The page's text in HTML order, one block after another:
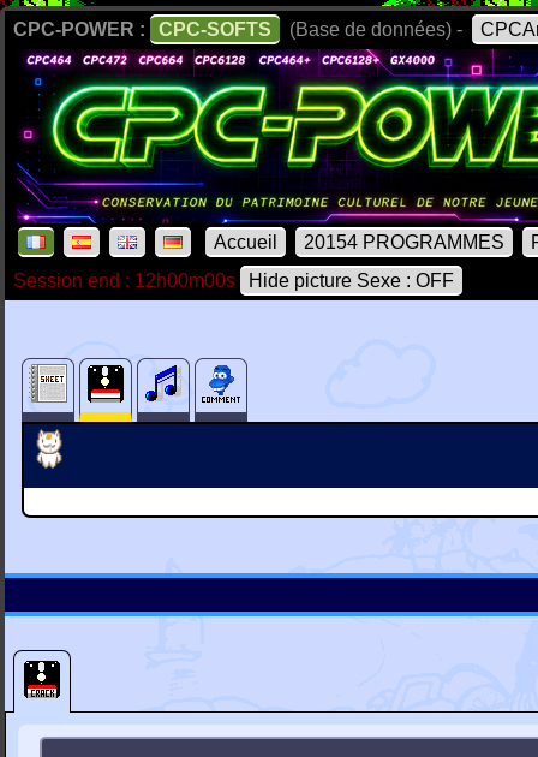
CPC-POWER : CPC-SOFTS (Base de données) -
Accueil 20154 PROGRAMMES
Session end : 12h00m00s
Hide picture Sexe : OFF